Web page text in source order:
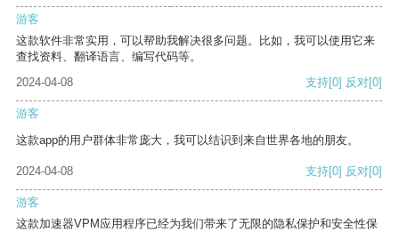
游客
这款软件非常实用，可以帮助我解决很多问题。比如，我可以使用它来
查找资料、翻译语言、编写代码等。
2024-04-08
支持[0] 反对[0]
游客
这款app的用户群体非常庞大，我可以结识到来自世界各地的朋友。
2024-04-08 支持[0] 反对[0]
游客
这款加速器VPM应用程序已经为我们带来了无限的隐私保护和安全性保